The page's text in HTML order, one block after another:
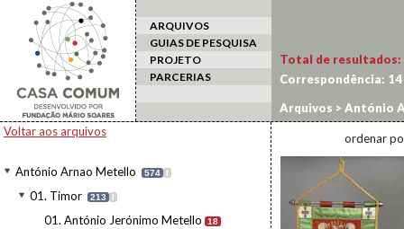
ARQUIVOS
GUIAS DE PESQUISA
PROJETO
PARCERIAS
Voltar aos arquivos
António Arnao Metello 574 I
01. Timor 213 I
01. António Jerónimo Metello 18
Total de resultados:
Correspondência: 14
Arquivos >António
ordenar